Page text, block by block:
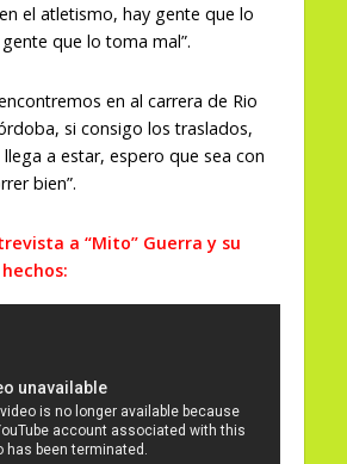
el atletismo, hay gente que lo
que lo toma mal”.
en al carrera de Rio
si consigo los traslados,
llega a estar, espero que sea con
bien”.
a “Mito” Guerra y su